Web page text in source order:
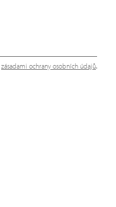
zásadami ochrany osobních údajů.